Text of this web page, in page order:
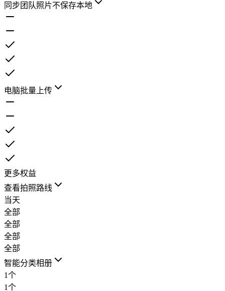
同步团队照片不保存本地
电脑批量上传
更多权益
查看拍照路线
当天
全部
全部
全部
全部
智能分类相册
1个
1个